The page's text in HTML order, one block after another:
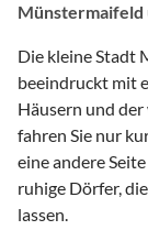
Münstermaifeld
Die kleine Stadt
beeindruckt mit
Häusern und
fahren Sie nur
eine andere
ruhige Dörfer,
lassen.